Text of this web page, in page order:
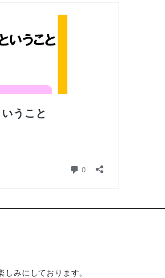
みにしております。